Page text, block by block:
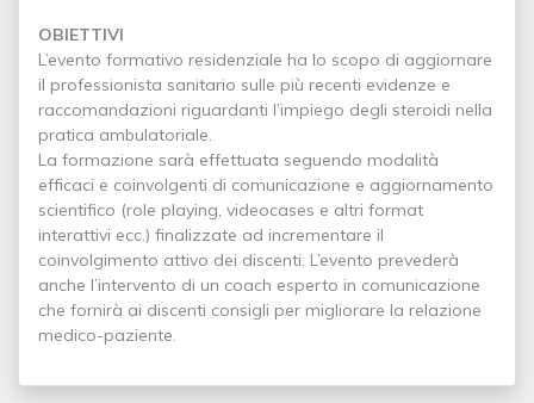
OBIETTIVI
L’evento formativo residenziale ha lo scopo di aggiornare
il professionista sanitario sulle più recenti evidenze e
raccomandazioni riguardanti l’impiego degli steroidi nella
pratica ambulatoriale.
La formazione sarà effettuata seguendo modalità
efficaci e coinvolgenti di comunicazione e aggiornamento
scientifico (role playing, videocases e altri format
interattivi ecc.) finalizzate ad incrementare il
coinvolgimento attivo dei discenti. L’evento prevederà
anche l’intervento di un coach esperto in comunicazione
che fornirà ai discenti consigli per migliorare la relazione
medico-paziente.